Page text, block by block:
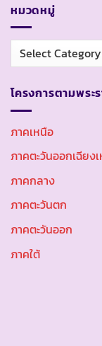
หมวดหมู่
หมวด
หมู่
โครงการตามพระ
ภาคเหนือ
ภาคตะวันออกเฉียง
ภาคกลาง
ภาคตะวันตก
ภาคตะวันออก
ภาคใต้